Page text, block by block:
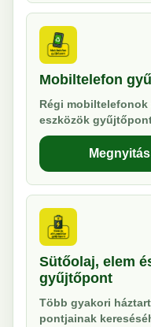
Mobiltelefon
Régi
eszközök
Sütőolaj, elem
gyűjtőpont
Több gyakori
pontjainak